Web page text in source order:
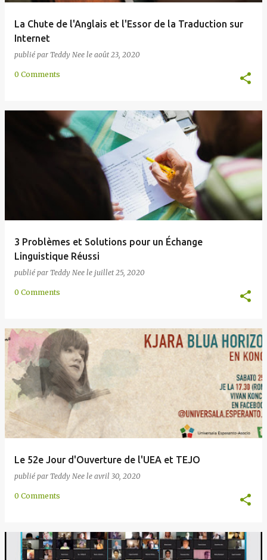
La Chute de l'Anglais et l'Essor de la Traduction sur
Internet
publié par Teddy Nee le août 23, 2020
0 Comments
3 Problèmes et Solutions pour un Échange
Linguistique Réussi
publié par Teddy Nee le juillet 25, 2020
0 Comments
Le 52e Jour d'Ouverture de l'UEA et TEJO
publié par Teddy Nee le avril 30, 2020
0 Comments